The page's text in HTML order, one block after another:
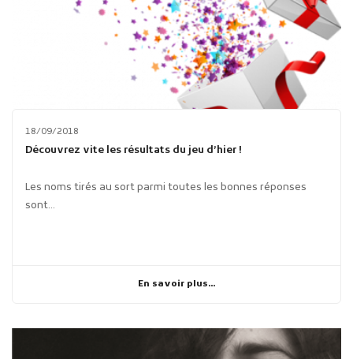
18/09/2018
Découvrez vite les résultats du jeu d’hier !
Les noms tirés au sort parmi toutes les bonnes réponses
sont...
En savoir plus...